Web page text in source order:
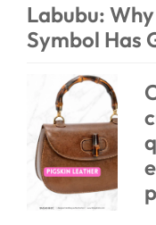
Labubu:
Symbol Has